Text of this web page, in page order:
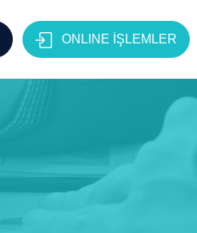
ONLINE İŞLEMLER